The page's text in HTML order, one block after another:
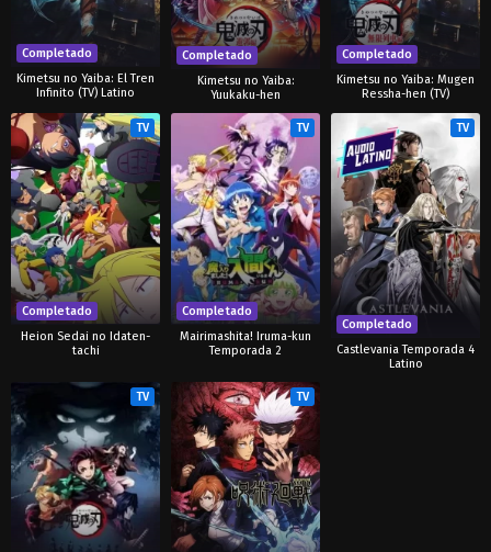
Completado
Kimetsu no Yaiba: El Tren
Infinito (TV) Latino
Completado
Kimetsu no Yaiba:
Yuukaku-hen
Completado
Kimetsu no Yaiba: Mugen
Ressha-hen (TV)
Completado
TV
Heion Sedai no Idaten-
tachi
Completado
TV
Mairimashita! Iruma-kun
Temporada 2
Completado
TV
Castlevania Temporada 4
Latino
TV TV